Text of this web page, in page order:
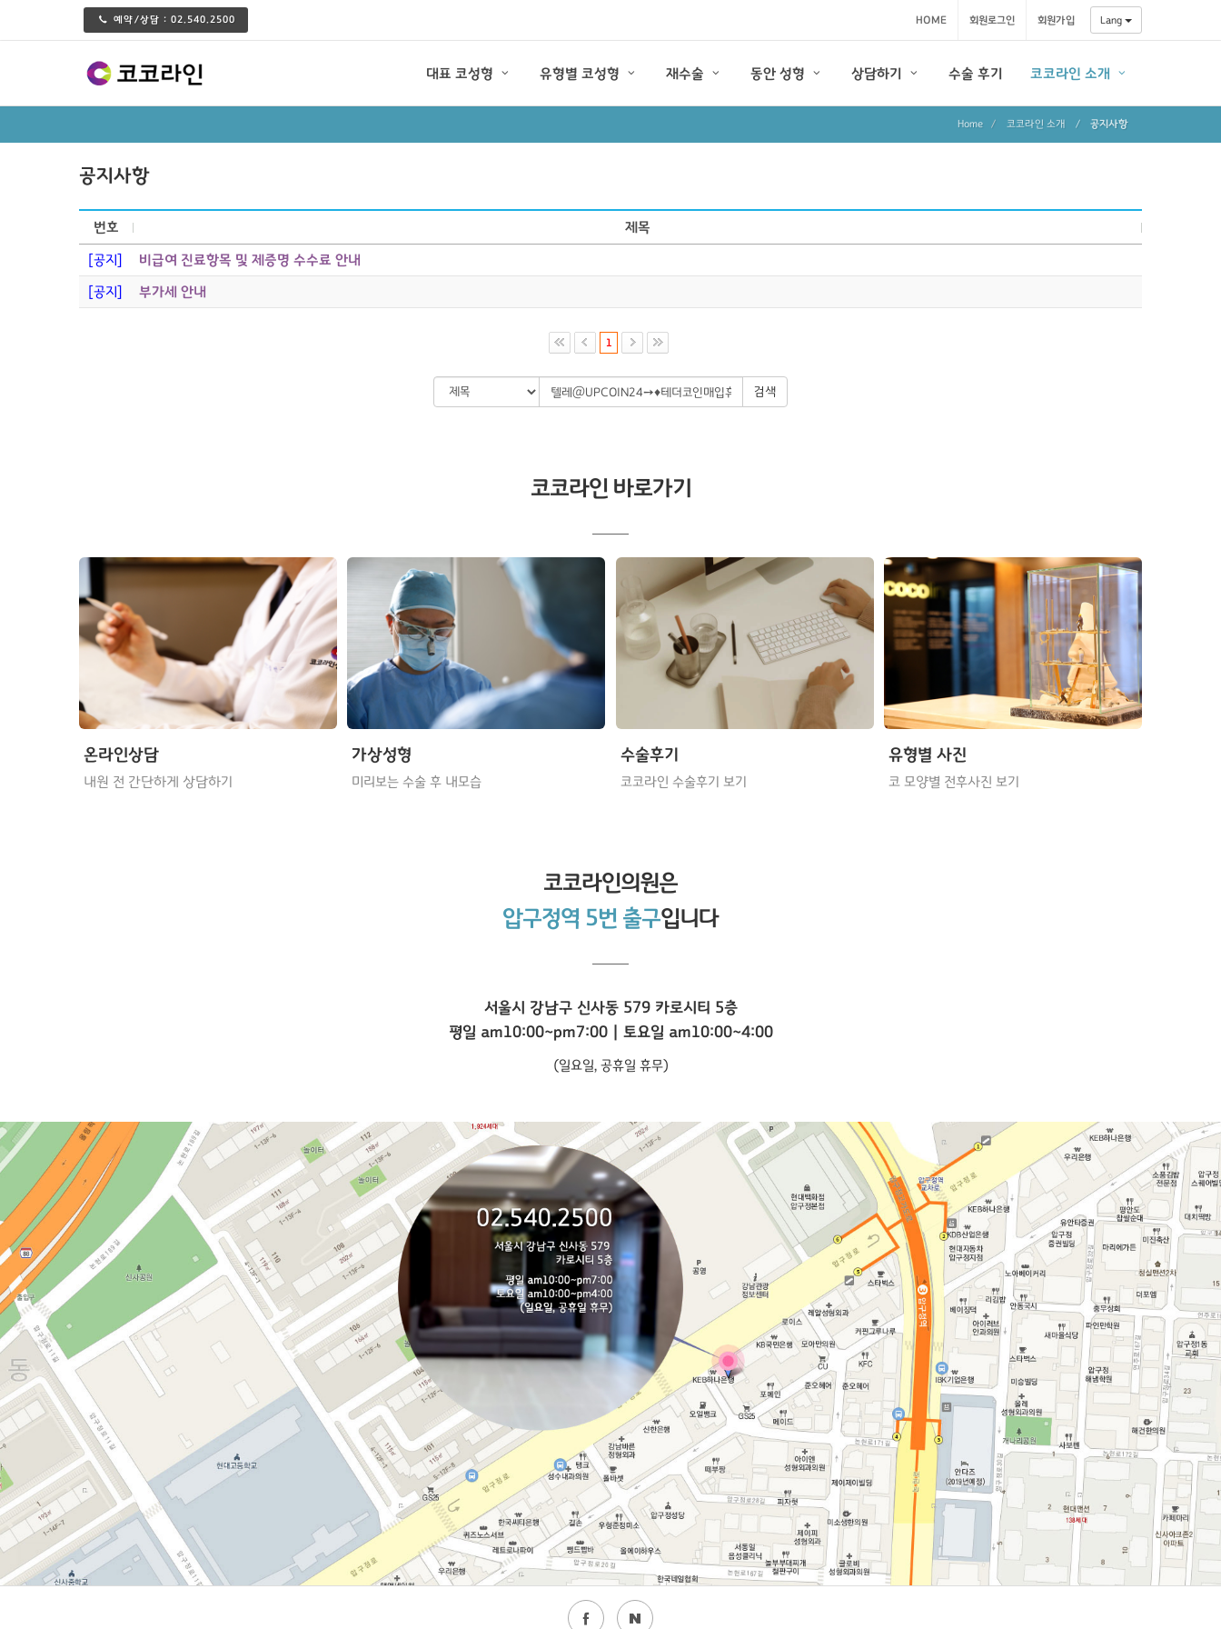
예약/상담 : 02.540.2500 HOME 회원로그인 회원가입 Lang
대표 코성형 유형별 코성형 재수술 동안 성형 상담하기 수술 후기 코코라인 소개
Home 코코라인 소개 / 공지사항
공지사항
번호 제목
[공지] 비급여 진료항목 및 제증명 수수료 안내
[공지] 부가세 안내
1
검색
코코라인 바로가기
온라인상담
내원 전 간단하게 상담하기
가상성형
미리보는 수술 후 내모습
수술후기
코코라인 수술후기 보기
유형별 사진
코 모양별 전후사진 보기
코코라인의원은
압구정역 5번 출구입니다
서울시 강남구 신사동 579 카로시티 5층
평일 am10:00~pm7:00 | 토요일 am10:00~4:00
(일요일, 공휴일 휴무)